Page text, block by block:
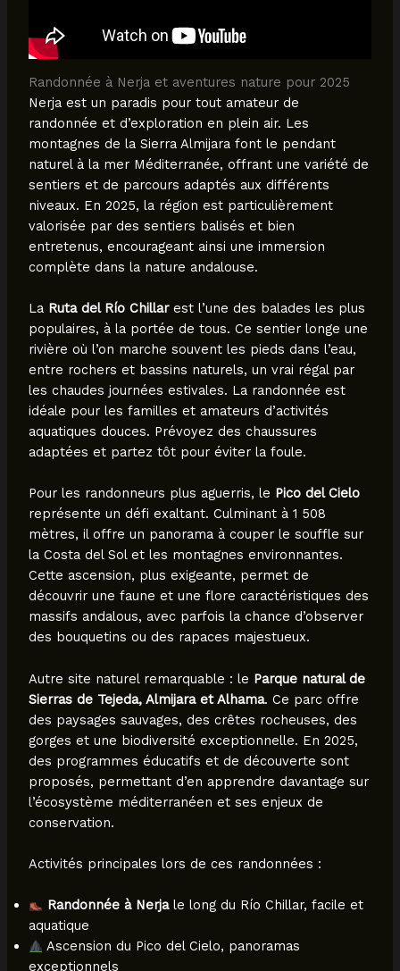
Randonnée à Nerja et aventures nature pour 2025
Nerja est un paradis pour tout amateur de
randonnée et d’exploration en plein air. Les
montagnes de la Sierra Almijara font le pendant
naturel à la mer Méditerranée, offrant une variété de
sentiers et de parcours adaptés aux différents
niveaux. En 2025, la région est particulièrement
valorisée par des sentiers balisés et bien
entretenus, encourageant ainsi une immersion
complète dans la nature andalouse.
La Ruta del Río Chillarest l’une des balades les plus
populaires, à la portée de tous. Ce sentier longe une
rivière où l’on marche souvent les pieds dans l’eau,
entre rochers et bassins naturels, un vrai régal par
les chaudes journées estivales. La randonnée est
idéale pour les familles et amateurs d’activités
aquatiques douces. Prévoyez des chaussures
adaptées et partez tôt pour éviter la foule.
Pour les randonneurs plus aguerris, le Pico del Cielo
représente un défi exaltant. Culminant à 1 508
mètres, il offre un panorama à couper le souffle sur
la Costa del Sol et les montagnes environnantes.
Cette ascension, plus exigeante, permet de
découvrir une faune et une flore caractéristiques des
massifs andalous, avec parfois la chance d’observer
des bouquetins ou des rapaces majestueux.
Autre site naturel remarquable : le Parque natural de
Sierras de Tejeda, Almijara et Alhama. Ce parc offre
des paysages sauvages, des crêtes rocheuses, des
gorges et une biodiversité exceptionnelle. En 2025,
des programmes éducatifs et de découverte sont
proposés, permettant d’en apprendre davantage sur
l’écosystème méditerranéen et ses enjeux de
conservation.
Activités principales lors de ces randonnées :
Randonnée à Nerjale long du Río Chillar, facile et
aquatique
Ascension du Pico del Cielo, panoramas
exceptionnels